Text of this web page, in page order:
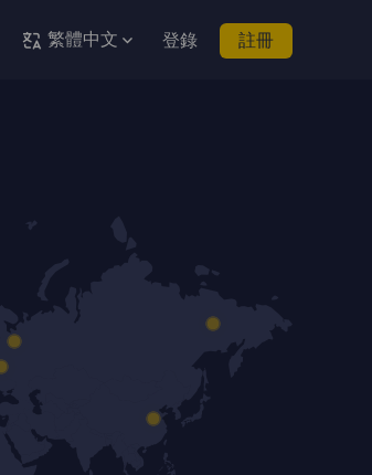
繁體中文 登錄 註冊